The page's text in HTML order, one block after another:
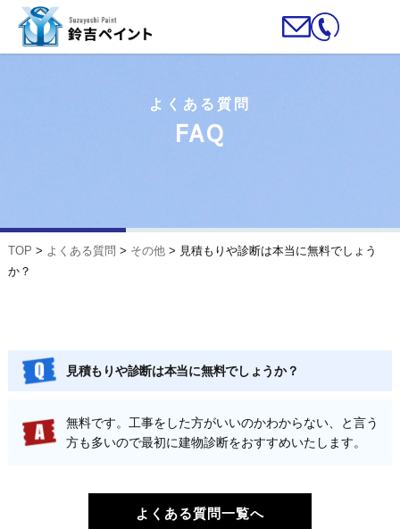
よくある質問
FAQ
TOP > よくある質問 > その他> 見積もりや診断は本当に無料でしょう
か？
見積もりや診断は本当に無料でしょうか？
無料です。工事をした方がいいのかわからない、と言う
方も多いので最初に建物診断をおすすめいたします。
よくある質問一覧へ